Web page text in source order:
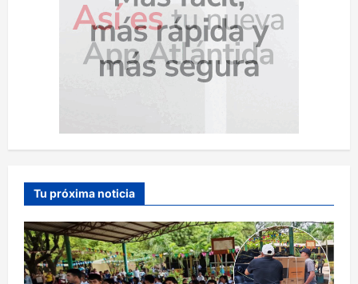
Tu próxima noticia